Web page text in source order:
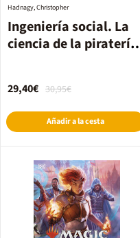
Ingeniería social. La
ciencia de la piratería
Hadnagy, Christopher
30,95€
29,40€
Añadir a la cesta